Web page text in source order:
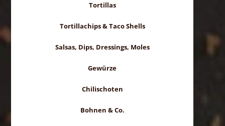
Tortillas
Tortillachips & Taco Shells
Salsas, Dips, Dressings, Moles
Gewürze
Chilischoten
Bohnen & Co.